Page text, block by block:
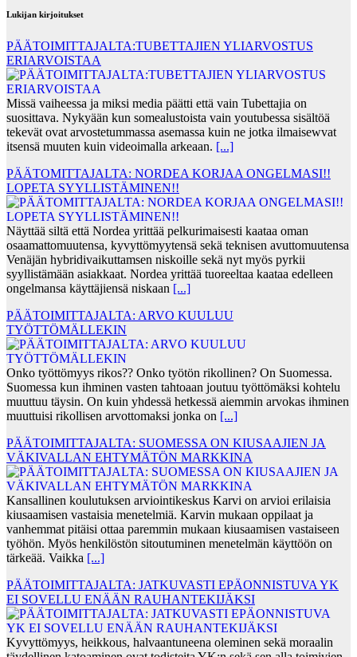
Lukijan kirjoitukset
PÄÄTOIMITTAJALTA:TUBETTAJIEN YLIARVOSTUS
ERIARVOISTAA
Missä vaiheessa ja miksi media päätti että vain Tubettajia on
suosittava. Nykyään kun somealustoista vain youtubessa sisältöä
tekevät ovat arvostetummassa asemassa kuin ne jotka ilmaisewvat
itsensä muuten kuin videoimalla arkeaan. [...]
PÄÄTOMITTAJALTA: NORDEA KORJAA ONGELMASI!!
LOPETA SYYLLISTÄMINEN!!
Näyttää siltä että Nordea yrittää pelkurimaisesti kaataa oman
osaamattomuutensa, kyvyttömyytensä sekä teknisen avuttomuutensa
Venäjän hybridivaikuttamsen niskoille sekä nyt myös pyrkii
syyllistämään asiakkaat. Nordea yrittää tuoreeltaa kaataa edelleen
ongelmansa käyttäjiensä niskaan [...]
PÄÄTOIMITTAJALTA: ARVO KUULUU
TYÖTTÖMÄLLEKIN
Onko työttömyys rikos?? Onko työtön rikollinen? On Suomessa.
Suomessa kun ihminen vasten tahtoaan joutuu työttömäksi kohtelu
muuttuu täysin. On kuin yhdessä hetkessä aiemmin arvokas ihminen
muuttuisi rikollisen arvottomaksi jonka on [...]
PÄÄTOIMITTAJALTA: SUOMESSA ON KIUSAAJIEN JA
VÄKIVALLAN EHTYMÄTÖN MARKKINA
Kansallinen koulutuksen arviointikeskus Karvi on arvioi erilaisia
kiusaamisen vastaisia menetelmiä. Karvin mukaan oppilaat ja
vanhemmat pitäisi ottaa paremmin mukaan kiusaamisen vastaiseen
työhön. Myös henkilöstön sitoutuminen menetelmän käyttöön on
tärkeää. Vaikka [...]
PÄÄTOIMITTAJALTA: JATKUVASTI EPÄONNISTUVA YK
EI SOVELLU ENÄÄN RAUHANTEKIJÄKSI
Kyvyttömyys, heikkous, halvaantuneena oleminen sekä moraalin